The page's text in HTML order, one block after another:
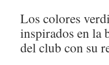
Los colores
inspirados en la
del club con su